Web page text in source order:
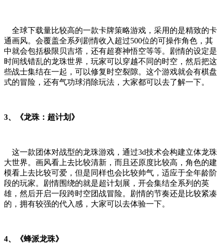
全球下载量比较高的一款卡牌策略游戏，采用的是精致的卡
通画风。会覆盖全系列剧情收入超过500位的可操作角色，其
中就会包括极限贝吉塔，还有超赛神悟空等等。剧情的设定是
时间线错乱的龙珠世界，玩家可以穿越不同的时空，然后把这
些战士集结在一起，可以修复时空裂隙。这个游戏就会有棋盘
式的冒险，还有气功球消除玩法，大家都可以去了解一下。
3、《龙珠：超计划》
这一款团体对战型的龙珠游戏，通过3d技术会构建立体龙珠
大世界。画风看上去比较清新，而且还原度比较高，角色的建
模看上去比较可爱，但是同样也会比较帅气，适应于全年龄阶
段的玩家。剧情围绕的就是超计划展，开会集结全系列的英
雄，然后开启一段跨时空团战冒险。剧情的节奏还是比较紧凑
的，拥有较强的代入感，大家可以去体验一下。
4、《蜂派龙珠》